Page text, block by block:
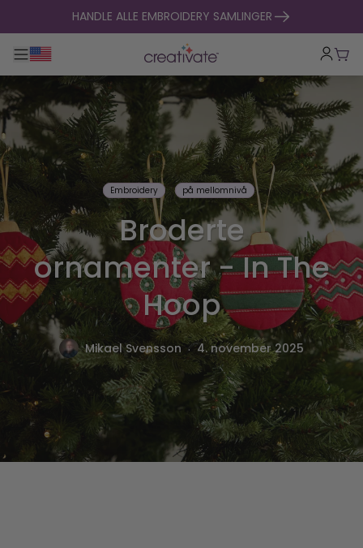
hopp til innholdHANDLE ALLE EMBROIDERY SAMLINGER
Veksle hovednavigasjon
Embroidery på mellomnivå
Broderte
ornamenter - In The
Hoop
Mikael Svensson . 4. november 2025